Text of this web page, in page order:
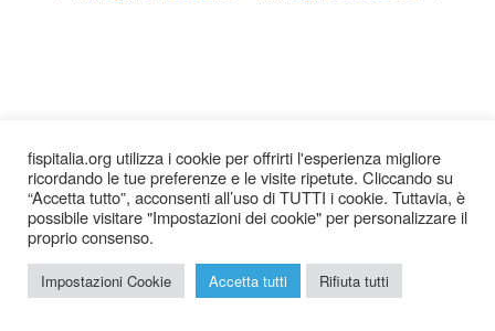
2026 © Federazione Italiana Sudoku Puzzle |Chi siamo
Privacy
fispitalia.org utilizza i cookie per offrirti l'esperienza migliore
ricordando le tue preferenze e le visite ripetute. Cliccando su
“Accetta tutto”, acconsenti all’uso di TUTTI i cookie. Tuttavia, è
possibile visitare "Impostazioni dei cookie" per personalizzare il
proprio consenso.
Impostazioni Cookie Accetta tutti Rifiuta tutti